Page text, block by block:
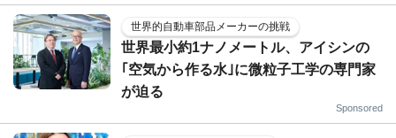
世界的自動車部品メーカーの挑戦
世界最小約1ナノメートル、アイシンの
｢空気から作る水｣に微粒子工学の専門家
が迫る
Sponsored